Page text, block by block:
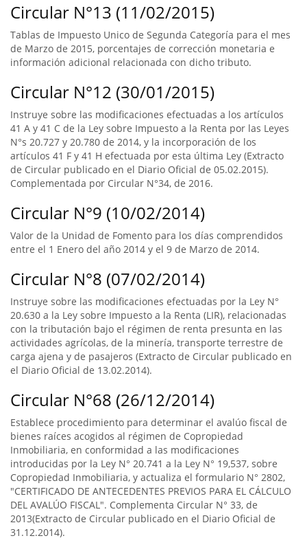
Circular N°13 (11/02/2015)
Tablas de Impuesto Unico de Segunda Categoría para el mes
de Marzo de 2015, porcentajes de corrección monetaria e
información adicional relacionada con dicho tributo.
Circular N°12 (30/01/2015)
Instruye sobre las modificaciones efectuadas a los artículos
41 A y 41 C de la Ley sobre Impuesto a la Renta por las Leyes
N°s 20.727 y 20.780 de 2014, y la incorporación de los
artículos 41 F y 41 H efectuada por esta última Ley (Extracto
de Circular publicado en el Diario Oficial de 05.02.2015).
Complementada por Circular N°34, de 2016.
Circular N°9 (10/02/2014)
Valor de la Unidad de Fomento para los días comprendidos
entre el 1 Enero del año 2014 y el 9 de Marzo de 2014.
Circular N°8 (07/02/2014)
Instruye sobre las modificaciones efectuadas por la Ley N°
20.630 a la Ley sobre Impuesto a la Renta (LIR), relacionadas
con la tributación bajo el régimen de renta presunta en las
actividades agrícolas, de la minería, transporte terrestre de
carga ajena y de pasajeros (Extracto de Circular publicado en
el Diario Oficial de 13.02.2014).
Circular N°68 (26/12/2014)
Establece procedimiento para determinar el avalúo fiscal de
bienes raíces acogidos al régimen de Copropiedad
Inmobiliaria, en conformidad a las modificaciones
introducidas por la Ley N° 20.741 a la Ley N° 19,537, sobre
Copropiedad Inmobiliaria, y actualiza el formulario N° 2802,
"CERTIFICADO DE ANTECEDENTES PREVIOS PARA EL CÁLCULO
DEL AVALÚO FISCAL". Complementa Circular N° 33, de
2013(Extracto de Circular publicado en el Diario Oficial de
31.12.2014).